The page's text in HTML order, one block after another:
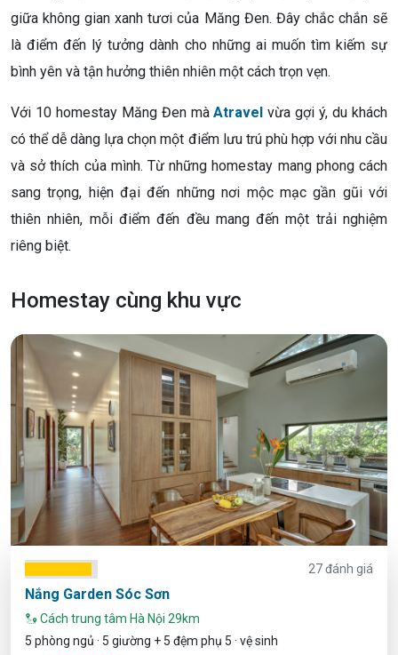
giữa không gian xanh tươi của Măng Đen. Đây chắc chắn sẽ
là điểm đến lý tưởng dành cho những ai muốn tìm kiếm sự
bình yên và tận hưởng thiên nhiên một cách trọn vẹn.
Với 10 homestay Măng Đen màAtravel vừa gợi ý, du khách
có thể dễ dàng lựa chọn một điểm lưu trú phù hợp với nhu cầu
và sở thích của mình. Từ những homestay mang phong cách
sang trọng, hiện đại đến những nơi mộc mạc gần gũi với
thiên nhiên, mỗi điểm đến đều mang đến một trải nghiệm
riêng biệt.
Homestay cùng khu vực
27 đánh giá
Nắng Garden Sóc Sơn
Cách trung tâm Hà Nội 29km
5 phòng ngủ · 5 giường + 5 đệm phụ 5 · vệ sinh